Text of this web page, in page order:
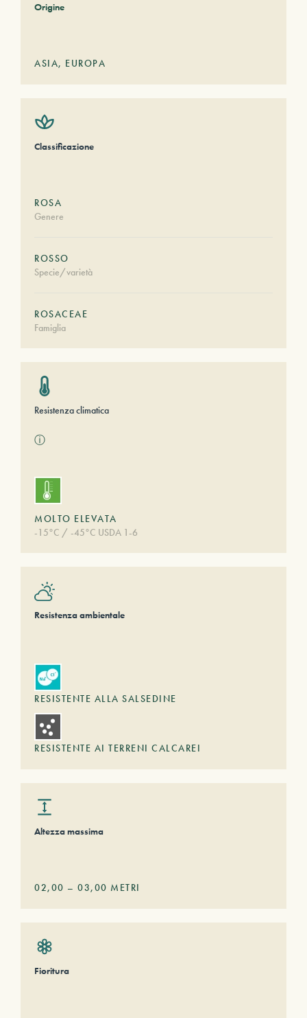
Origine
ASIA, EUROPA
Classificazione
ROSA
Genere
ROSSO
Specie/varietà
ROSACEAE
Famiglia
Resistenza climatica
ⓘ
MOLTO ELEVATA
-15°C / -45°C USDA 1-6
Resistenza ambientale
RESISTENTE ALLA SALSEDINE
RESISTENTE AI TERRENI CALCAREI
Altezza massima
02,00 – 03,00 METRI
Fioritura